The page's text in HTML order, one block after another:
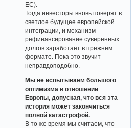
ЕС).
Тогда инвесторы вновь поверят в
светлое будущее европейской
интеграции, и механизм
рефинансирование суверенных
долгов заработает в прежнем
формате. Пока это звучит
неправдоподобно.
Мы не испытываем большого
оптимизма в отношении
Европы, допуская, что вся эта
история может закончиться
полной катастрофой.
В то же время мы считаем, что